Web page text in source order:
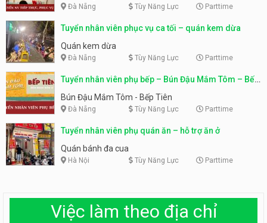
Đà Nẵng Tùy Năng Lực Parttime
Tuyển nhân viên phục vụ ca tối – quán kem dừa
Quán kem dừa
Đà Nẵng Tùy Năng Lực Parttime
Tuyển nhân viên phụ bếp – Bún Đậu Mắm Tôm – Bếp
Tiên
Bún Đậu Mắm Tôm - Bếp Tiên
Đà Nẵng Tùy Năng Lực Parttime
Tuyển nhân viên phụ quán ăn – hỗ trợ ăn ở
Quán bánh đa cua
Hà Nội Tùy Năng Lực Parttime
Việc làm theo địa chỉ